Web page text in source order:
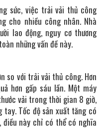
sức, việc trải vải thủ công
cho nhiều công nhân. Nhà
lao động, nguy cơ thương
những vấn đề này.
so với trải vải thủ công. Hơn
hơn gấp sáu lần. Một máy
vải trong thời gian 8 giờ,
Tốc độ sản xuất tăng có
điều này chỉ có thể có nghĩa